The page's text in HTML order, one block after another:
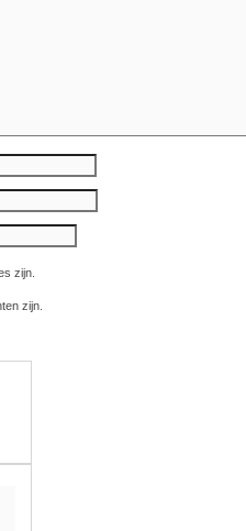
zijn.
zijn.